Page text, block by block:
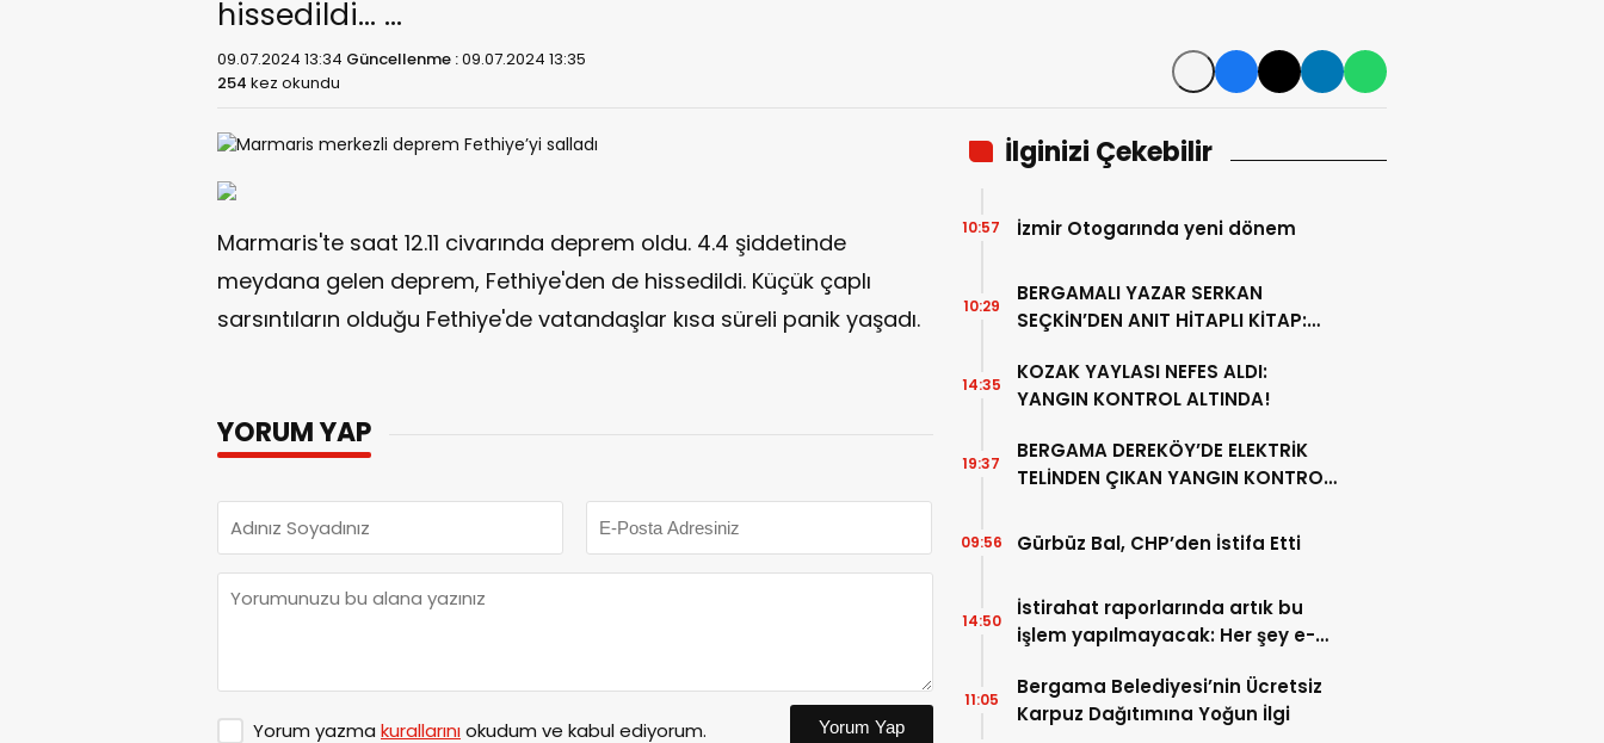
hissedildi… …
09.07.2024 13:34 Güncellenme :09.07.2024 13:35
254 kez okundu
Marmaris'te saat 12.11 civarında deprem oldu. 4.4 şiddetinde
meydana gelen deprem, Fethiye'den de hissedildi. Küçük çaplı
sarsıntıların olduğu Fethiye'de vatandaşlar kısa süreli panik yaşadı.
YORUM YAP
Yorum yazma kurallarınıokudum ve kabul ediyorum. Yorum Yap
İlginizi Çekebilir
İzmir Otogarında yeni dönem
10:57
BERGAMALI YAZAR SERKAN
SEÇKİN’DEN ANIT HİTAPLI KİTAP:
10:29
KOZAK YAYLASI NEFES ALDI:
YANGIN KONTROL ALTINDA!
14:35
BERGAMA DEREKÖY’DE ELEKTRİK
TELİNDEN ÇIKAN YANGIN KONTROL
19:37
Gürbüz Bal, CHP’den İstifa Etti
09:56
İstirahat raporlarında artık bu
işlem yapılmayacak: Her şey e-
14:50
Bergama Belediyesi’nin Ücretsiz
Karpuz Dağıtımına Yoğun İlgi
11:05